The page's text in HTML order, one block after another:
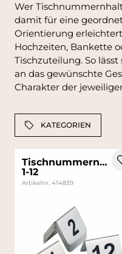
Wer
damit für eine
Orientierung
Hochzeiten, Bankette
Tischzuteilung. So
an das gewünschte
Charakter der
KATEGORIEN
1-12
Artikelnr. 414839